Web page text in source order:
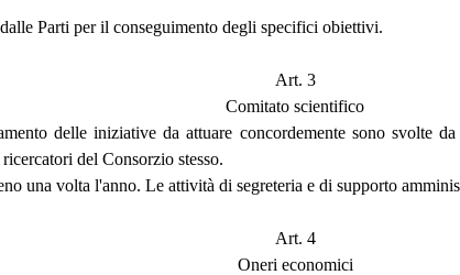
Parti per il conseguimento degli specifici obiettivi.
Art. 3
Comitato scientifico
delle iniziative da attuare concordemente sono
del Consorzio stesso.
una volta l'anno. Le attività di segreteria e di supporto
Art. 4
Oneri economici